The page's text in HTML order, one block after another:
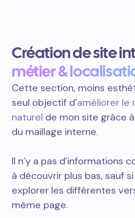
Création de site
métier &
Cette section, moins
seul objectif d’améliorer le
naturel de mon site grâce
du maillage interne.
Il n’y a pas d’informations
à découvrir plus bas, sauf
explorer les différentes
même page.